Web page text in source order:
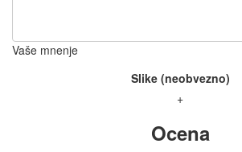
Vaše mnenje
Slike (neobvezno)
+
Ocena